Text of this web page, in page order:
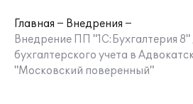
Главная
Внедрения
Внедрение ПП "1С:Бухгалтерия
бухгалтерского учета в
"Московский поверенный"